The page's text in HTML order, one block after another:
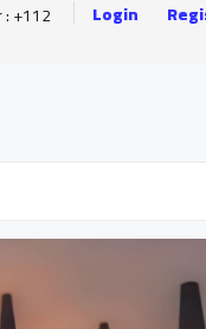
: +112 Login